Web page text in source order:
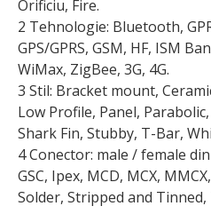
Orificiu, Fire.
2 Tehnologie: Bluetooth,
GPS/GPRS, GSM, HF, ISM
WiMax, ZigBee, 3G, 4G.
3 Stil: Bracket mount,
Low Profile, Panel, Parabolic,
Shark Fin, Stubby, T-Bar,
4 Conector: male / female
GSC, Ipex, MCD, MCX,
Solder, Stripped and Tinned,